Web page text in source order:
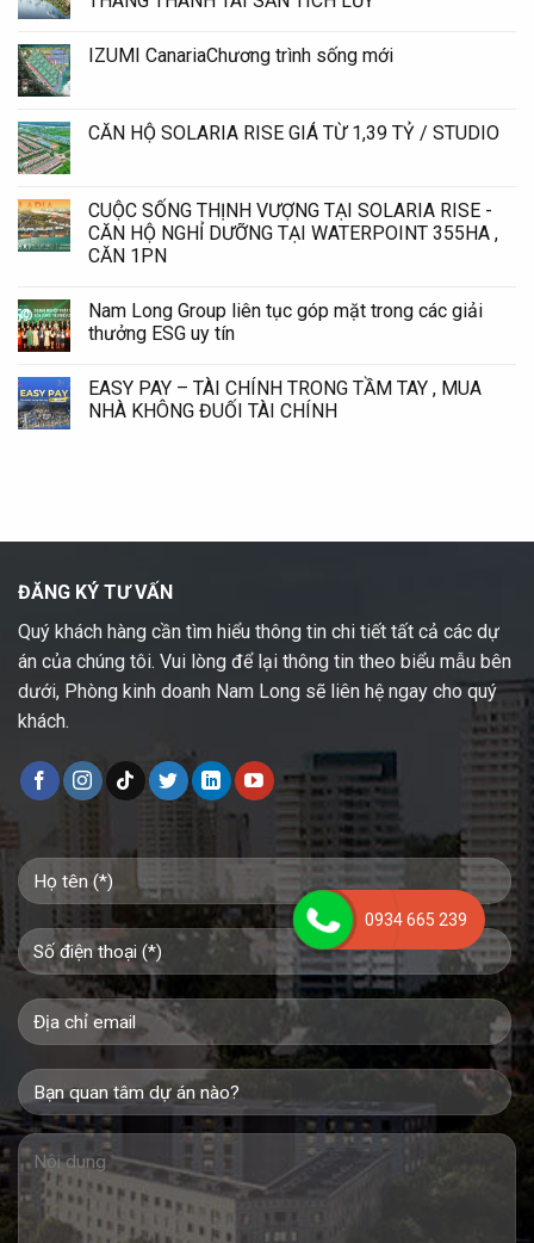
IZUMI CanariaChương trình sống mới
CĂN HỘ SOLARIA RISE GIÁ TỪ 1,39 TỶ / STUDIO
CUỘC SỐNG THỊNH VƯỢNG TẠI SOLARIA RISE -
CĂN HỘ NGHỈ DƯỠNG TẠI WATERPOINT 355HA ,
CĂN 1PN
Nam Long Group liên tục góp mặt trong các giải
thưởng ESG uy tín
EASY PAY – TÀI CHÍNH TRONG TẦM TAY , MUA
NHÀ KHÔNG ĐUỐI TÀI CHÍNH
ĐĂNG KÝ TƯ VẤN
Quý khách hàng cần tìm hiểu thông tin chi tiết tất cả các dự
án của chúng tôi. Vui lòng để lại thông tin theo biểu mẫu bên
dưới, Phòng kinh doanh Nam Long sẽ liên hệ ngay cho quý
khách.
0934 665 239